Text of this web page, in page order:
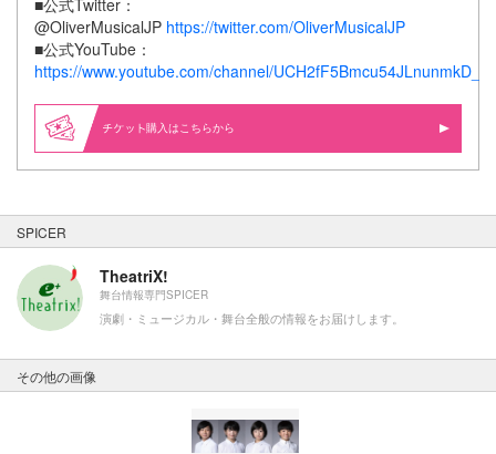
■公式Twitter：
@OliverMusicalJP https://twitter.com/OliverMusicalJP
■公式YouTube：
https://www.youtube.com/channel/
購入はこちらから
SPICER
TheatriX!
舞台情報専門SPICER
演劇・ミュージカル・舞台全般の情報をお届けします。
その他の画像